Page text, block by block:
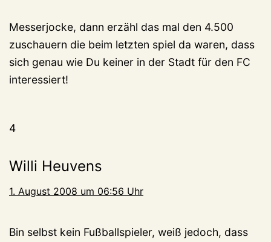
Messerjocke, dann erzähl das mal den 4.500
zuschauern die beim letzten spiel da waren, dass
sich genau wie Du keiner in der Stadt für den FC
interessiert!
4
Willi Heuvens
1. August 2008 um 06:56 Uhr
Bin selbst kein Fußballspieler, weiß jedoch, dass